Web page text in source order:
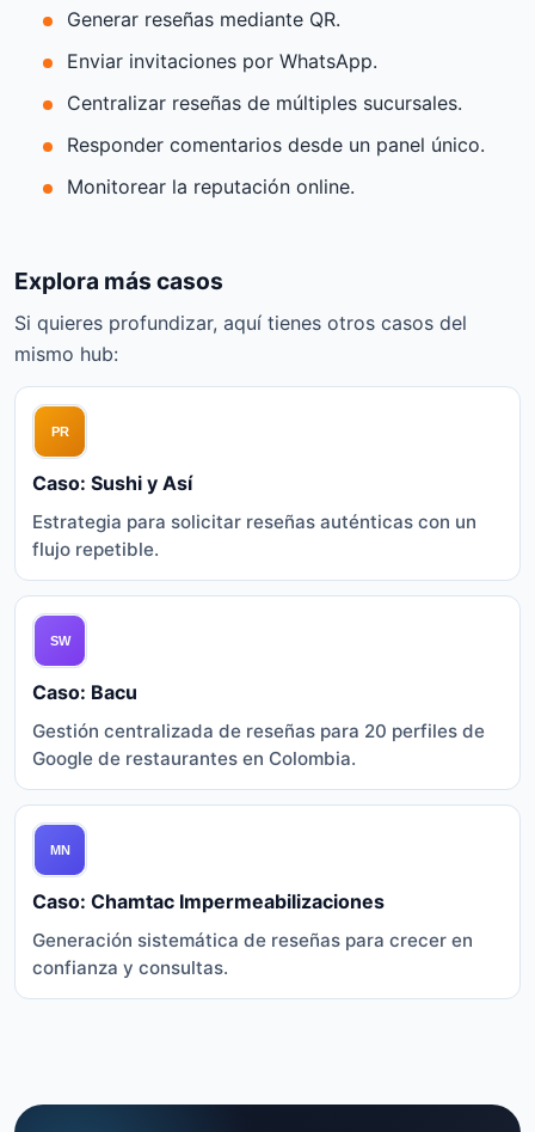
Generar reseñas mediante QR.
Enviar invitaciones por WhatsApp.
Centralizar reseñas de múltiples sucursales.
Responder comentarios desde un panel único.
Monitorear la reputación online.
Explora más casos
Si quieres profundizar, aquí tienes otros casos del
mismo hub:
Caso: Sushi y Así
Estrategia para solicitar reseñas auténticas con un
flujo repetible.
Caso: Bacu
Gestión centralizada de reseñas para 20 perfiles de
Google de restaurantes en Colombia.
Caso: Chamtac Impermeabilizaciones
Generación sistemática de reseñas para crecer en
confianza y consultas.